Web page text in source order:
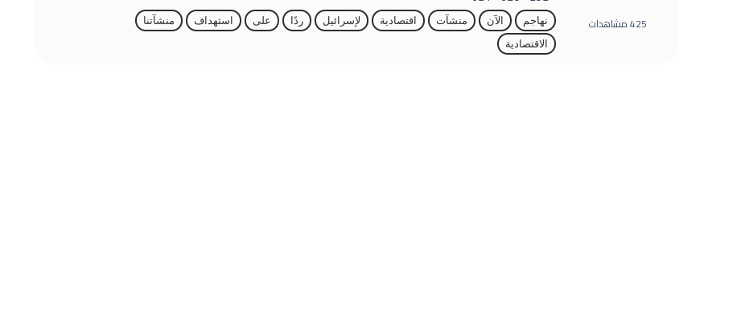
425مشاهدات نهاجم الآن منشآت اقتصادية لإسرائيل ردًا على استهداف
منشآتنا
الاقتصادية